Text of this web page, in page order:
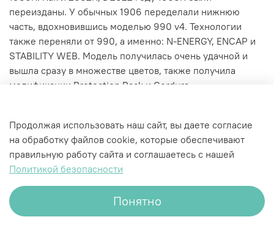
переизданы. У обычных 1906 переделали нижнюю
часть, вдохновившись моделью 990 v4. Технологии
также переняли от 990, а именно: N-ENERGY, ENCAP и
STABILITY WEB. Модель получилась очень удачной и
вышла сразу в множестве цветов, также получила
модификации Protection Pack и Cordura.
Характеристики
Продолжая использовать наш сайт, вы даете согласие
на обработку файлов cookie, которые обеспечивают
правильную работу сайта и соглашаетесь с нашей
Политикой безопасности
Понятно